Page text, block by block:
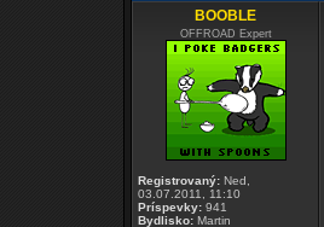
BOOBLE
OFFROAD Expert
Registrovaný: Ned,
03.07.2011, 11:10
Príspevky: 941
Bydlisko: Martin